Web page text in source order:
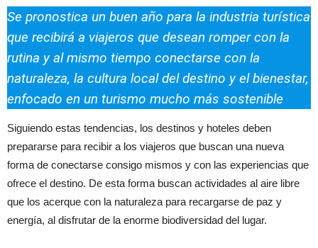
Se pronostica un buen año para la industria turística
que recibirá a viajeros que desean romper con la
rutina y al mismo tiempo conectarse con la
naturaleza, la cultura local del destino y el bienestar,
enfocado en un turismo mucho más sostenible
Siguiendo estas tendencias, los destinos y hoteles deben
prepararse para recibir a los viajeros que buscan una nueva
forma de conectarse consigo mismos y con las experiencias que
ofrece el destino. De esta forma buscan actividades al aire libre
que los acerque con la naturaleza para recargarse de paz y
energía, al disfrutar de la enorme biodiversidad del lugar.